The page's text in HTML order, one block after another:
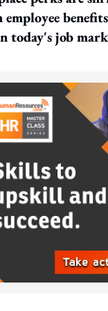
employee
today's job